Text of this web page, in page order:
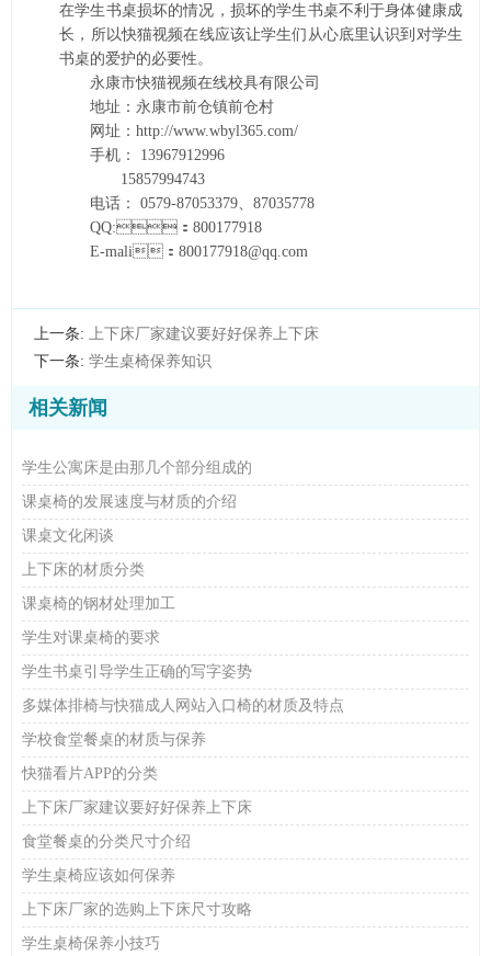
在学生书桌损坏的情况，损坏的学生书桌不利于身体健康成
长，所以快猫视频在线应该让学生们从心底里认识到对学生
书桌的爱护的必要性。
永康市快猫视频在线校具有限公司
地址：永康市前仓镇前仓村
网址：http://www.wbyl365.com/
手机：
13967912996
15857994743
电话：
0579-87053379、87035778
QQ:：800177918
E-mali：800177918@qq.com
上一条:
上下床厂家建议要好好保养上下床
下一条:学生桌椅保养知识
相关新闻
学生公寓床是由那几个部分组成的
课桌椅的发展速度与材质的介绍
课桌文化闲谈
上下床的材质分类
课桌椅的钢材处理加工
学生对课桌椅的要求
学生书桌引导学生正确的写字姿势
多媒体排椅与快猫成人网站入口椅的材质及特点
学校食堂餐桌的材质与保养
快猫看片APP的分类
上下床厂家建议要好好保养上下床
食堂餐桌的分类尺寸介绍
学生桌椅应该如何保养
上下床厂家的选购上下床尺寸攻略
学生桌椅保养小技巧